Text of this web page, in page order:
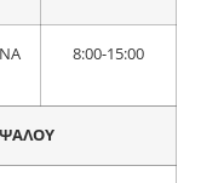
8:00-15:00